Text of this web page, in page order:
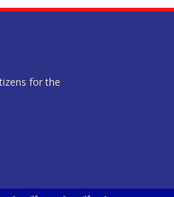
for the